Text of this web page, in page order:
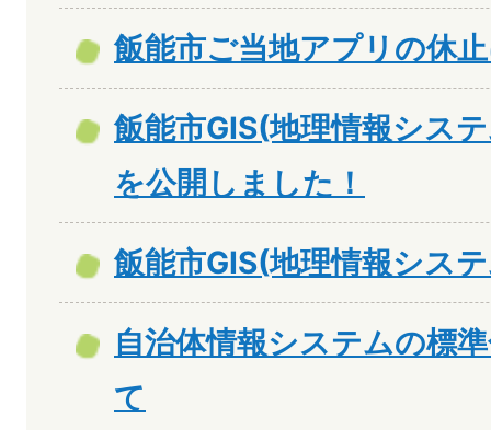
飯能市ご当地アプリの休
飯能市GIS(地理情報シス
を公開しました！
飯能市GIS(地理情報シス
自治体情報システムの標
て